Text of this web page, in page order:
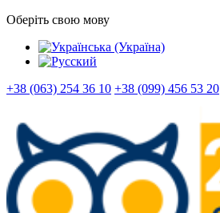
Оберіть свою мову
+38 (063) 254 36 10 +38 (099) 456 53 20